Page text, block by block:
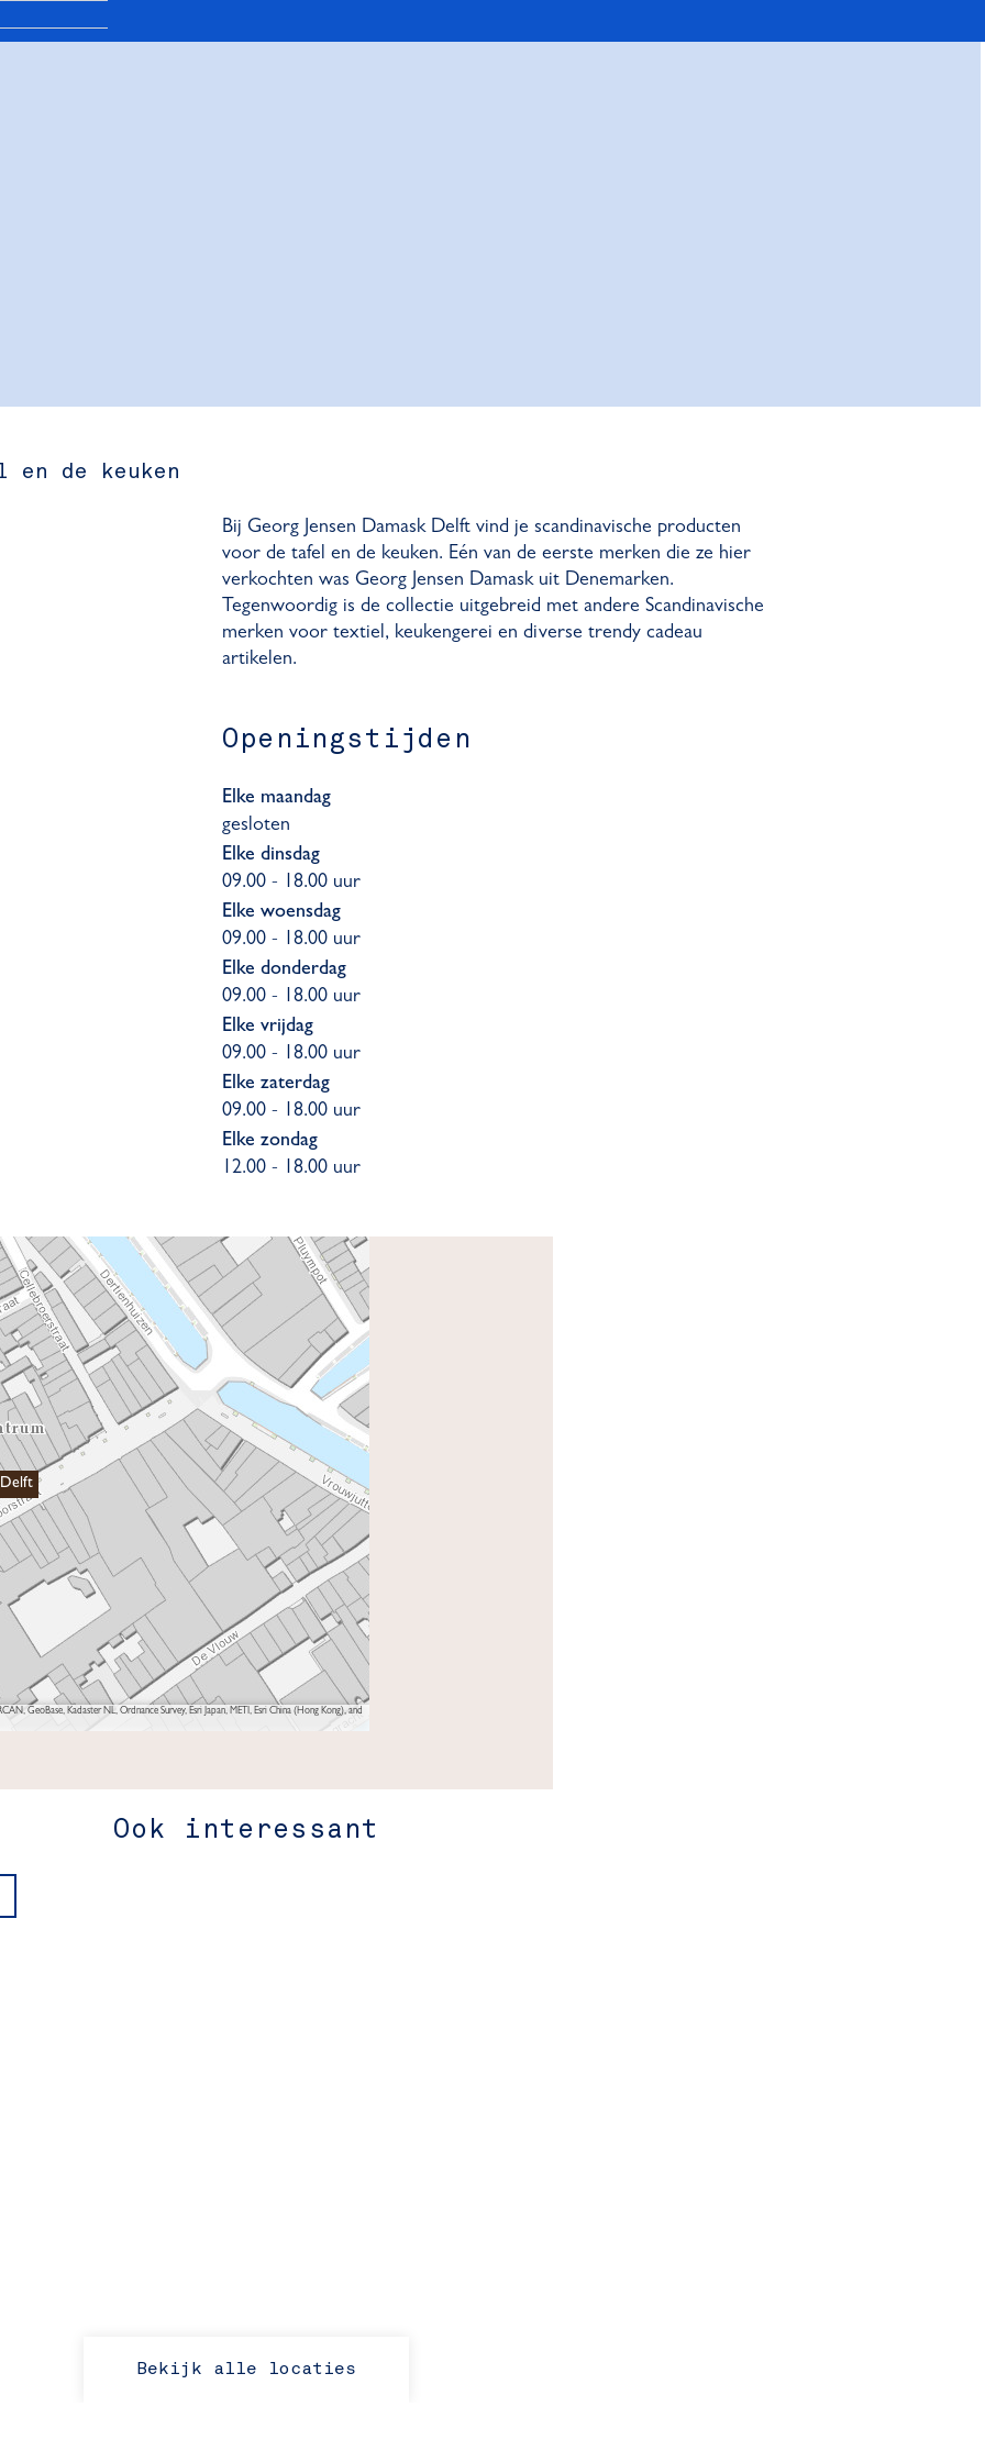
en de keuken
Bij Georg Jensen Damask Delft vind je scandinavische producten
voor de tafel en de keuken. Eén van de eerste merken die ze hier
verkochten was Georg Jensen Damask uit Denemarken.
Tegenwoordig is de collectie uitgebreid met andere Scandinavische
merken voor textiel, keukengerei en diverse trendy cadeau
artikelen.
Openingstijden
Elke maandag
gesloten
Elke dinsdag
09.00 - 18.00 uur
Elke woensdag
09.00 - 18.00 uur
Elke donderdag
09.00 - 18.00 uur
Elke vrijdag
09.00 - 18.00 uur
Elke zaterdag
09.00 - 18.00 uur
Elke zondag
12.00 - 18.00 uur
GeoBase, Kadaster NL, Ordnance Survey, Esri Japan, METI, Esri China (Hong Kong), and
Ook interessant
Bekijk alle locaties